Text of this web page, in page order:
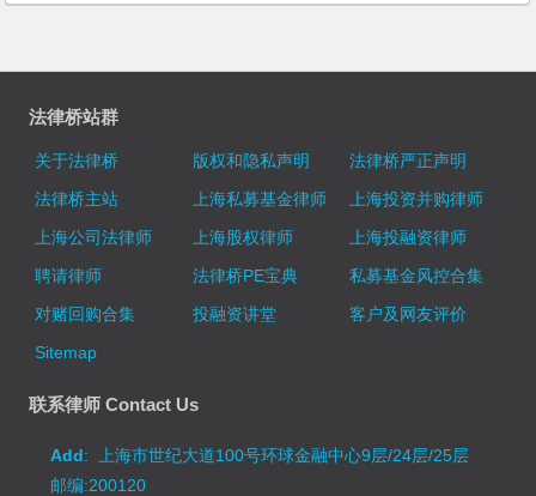
法律桥站群
关于法律桥 版权和隐私声明
法律桥严正声明
法律桥主站
上海私募基金律师
上海投资并购律师
上海公司法律师
上海股权律师
上海投融资律师
聘请律师
法律桥PE宝典
私募基金风控合集
对赌回购合集
投融资讲堂
客户及网友评价
Sitemap
联系律师 Contact Us
Add: 上海市世纪大道100号环球金融中心9层/24层/25层
邮编:200120